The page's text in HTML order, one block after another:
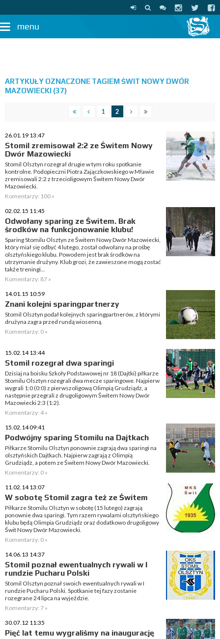
menu
ARTYKUŁY OZNACZONE TAGIEM ŚWIT NOWY DWÓR
MAZOWIECKI (37)
1 2
26.01.19 13:47
Stomil zremisował 2:2 ze Świtem Nowy
Dwór Mazowiecki
Stomil Olsztyn rozegrał drugie w tym roku spotkanie
kontrolne. Podopieczni Piotra Zajączkowskiego w Mławie
zremisowali 2:2 z trzecioligowym Świtem Nowy Dwór
Mazowiecki.
Komentarzy: 100 »
02.02.15 11:45
Odwołany sparing ze Świtem. Brak
środków na funkcjonowanie klubu!
Sparing Stomilu Olsztyn ze Świtem Nowy Dwór Mazowiecki,
który miał się odbyć 4 lutego, został odwołany na prośbę
olsztyńskiego klubu. Powodem jest brak środków na
utrzymanie drużyny. Klub grozi, że zawieszone mogą zostać
także treningi...
Komentarzy: 87 »
14.01.15 10:59
Znani kolejni sparingpartnerzy
Stomil Olsztyn podał kolejnych sparingpartnerów, z którymi
drużyna zagra przed rundą wiosenną.
Komentarzy: 0 »
15.02.14 13:44
Stomil rozegrał dwa sparingi
Dzisiaj na boisku Szkoły Podstawowej nr 18 (Dajtki) piłkarze
Stomilu Olsztyn rozegrali dwa mecze sparingowe. Najpierw
wygrali 1:0 (0:0) z pierwszoligową Olimpią Grudziądz, a
następnie przegrali z drugoligowym Świtem Nowy Dwór
Mazowiecki 2:3 (1:2).
Komentarzy: 4 »
15.02.14 09:41
Podwójny sparing Stomilu na Dajtkach
Piłkarze Stomilu Olsztyn ponownie zagrają dwa sparingi na
olsztyńskich Dajtkach. Najpierw zagrają z Olimpią
Grudziądz, a potem ze Świtem Nowy Dwór Mazowiecki.
Komentarzy: 0 »
11.02.14 13:07
W sobotę Stomil zagra też ze Świtem
Piłkarze Stomilu Olsztyn w sobotę (15 lutego) zagrają
ponownie dwa sparingi. Tym razem rywalami olsztyńskiego
klubu będą Olimpia Grudziądz oraz dodatkowo drugoligowy
Świt Nowy Dwór Mazowiecki.
Komentarzy: 0 »
14.06.13 14:37
Stomil poznał ewentualnych rywali w I
rundzie Pucharu Polski
Stomil Olsztyn poznał swoich ewentualnych rywali w I
rundzie Pucharu Polski. Spotkanie tej fazy zostanie
rozegrane 24 lipca na wyjeździe.
Komentarzy: 7 »
30.07.12 11:35
Pięć lat temu wygraliśmy na inaugurację